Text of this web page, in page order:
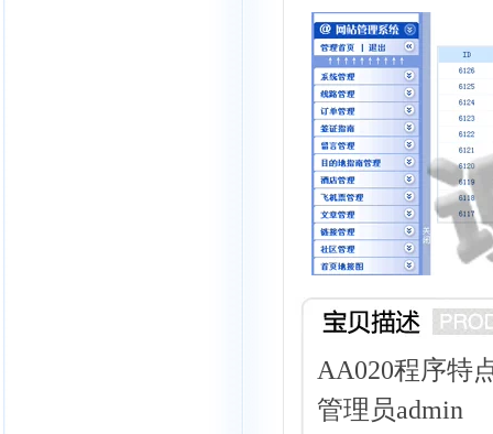
AA020程序特
管理员admin